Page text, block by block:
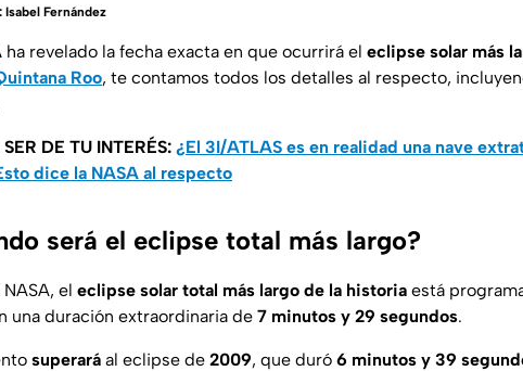
Isabel Fernández
ha revelado la fecha exacta en que ocurrirá el eclipse solar más
Roo, te contamos todos los detalles al respecto,
DE TU INTERÉS: ¿El 3I/ATLAS es en realidad una nave
dice la NASA al respecto
será el eclipse total más largo?
el eclipse solar total más largo de la historia está
una duración extraordinaria de 7 minutos y 29 segundos.
superará al eclipse de 2009, que duró 6 minutos y 39